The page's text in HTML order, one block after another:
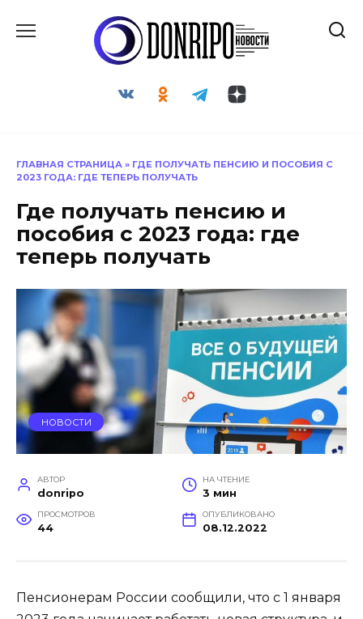
ГЛАВНАЯ СТРАНИЦА » ГДЕ ПОЛУЧАТЬ ПЕНСИЮ И ПОСОБИЯ С
2023 ГОДА: ГДЕ ТЕПЕРЬ ПОЛУЧАТЬ
Где получать пенсию и
пособия с 2023 года: где
теперь получать
НОВОСТИ
АВТОР
donripo
НА ЧТЕНИЕ
3 мин
ПРОСМОТРОВ
44
ОПУБЛИКОВАНО
08.12.2022
Пенсионерам России сообщили, что с 1 января